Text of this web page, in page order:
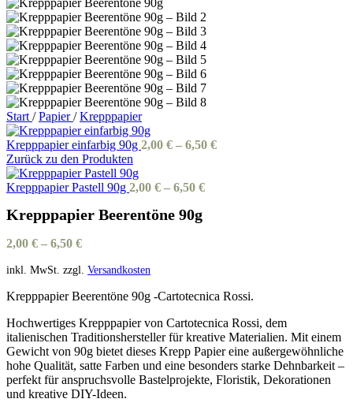
Start / Papier/ Krepppapier
Krepppapier einfarbig 90g 2,00 € – 6,50 €
Zurück zu den Produkten
Krepppapier Pastell 90g 2,00 € – 6,50 €
Krepppapier Beerentöne 90g
2,00 € – 6,50 €
inkl. MwSt. zzgl. Versandkosten
Krepppapier Beerentöne 90g -Cartotecnica Rossi.
Hochwertiges Krepppapier von Cartotecnica Rossi, dem
italienischen Traditionshersteller für kreative Materialien. Mit einem
Gewicht von 90g bietet dieses Krepp Papier eine außergewöhnliche
hohe Qualität, satte Farben und eine besonders starke Dehnbarkeit –
perfekt für anspruchsvolle Bastelprojekte, Floristik, Dekorationen
und kreative DIY-Ideen.